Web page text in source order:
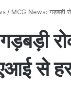
/ MCG News: गड़बड़ी
से हर